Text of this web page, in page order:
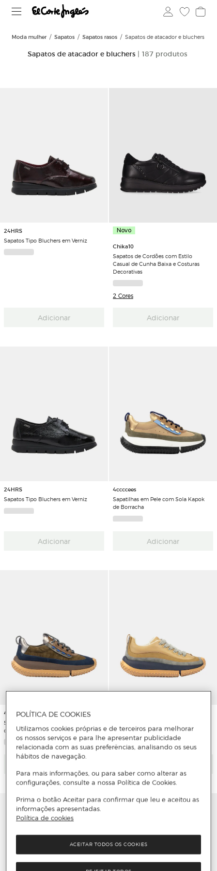
Moda mulher Sapatos Sapatos rasos Sapatos de atacador e bluchers
Sapatos de atacador e bluchers | 187 produtos
24HRS
Sapatos Tipo Bluchers em Verniz
Adicionar
Novo
Chika10
Sapatos de Cordões com Estilo
Casual de Cunha Baixa e Costuras
Decorativas
2 Cores
Adicionar
24HRS
Sapatos Tipo Bluchers em Verniz
Adicionar
4ccccees
Sapatilhas em Pele com Sola Kapok
de Borracha
Adicionar
4ccccees
Sapatilhas em Pele com Sola Kapok
de Borracha
Atacadores Acolchoados
POLÍTICA DE COOKIES
Utilizamos cookies próprias e de terceiros para melhorar
os nossos serviços e para lhe apresentar publicidade
relacionada com as suas preferências, analisando os seus
hábitos de navegação.
Para mais informações, ou para saber como alterar as
configurações, consulte a nossa Política de Cookies.
Prima o botão Aceitar para confirmar que leu e aceitou as
informações apresentadas.
Política de cookies
ACEITAR TODOS OS COOKIES